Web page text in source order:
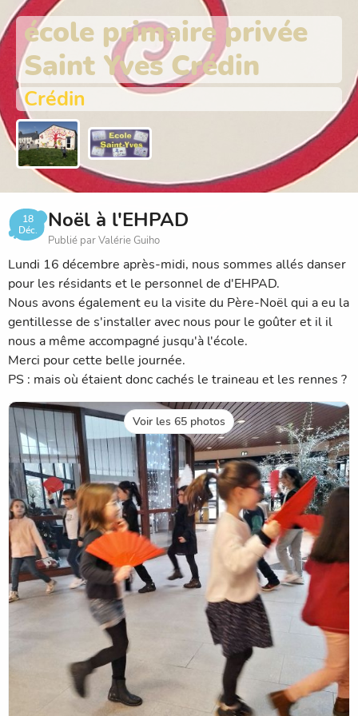
école primaire privée
Saint Yves Crédin
Crédin
18
Déc.
Noël à l'EHPAD
Publié par Valérie Guiho
Lundi 16 décembre après-midi, nous sommes allés danser
pour les résidants et le personnel de d'EHPAD.
Nous avons également eu la visite du Père-Noël qui a eu la
gentillesse de s'installer avec nous pour le goûter et il il
nous a même accompagné jusqu'à l'école.
Merci pour cette belle journée.
PS : mais où étaient donc cachés le traineau et les rennes ?
Voir les 65 photos